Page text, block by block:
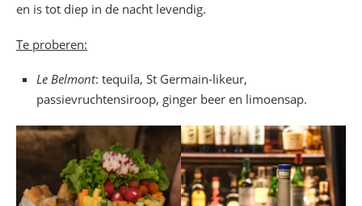
en is tot diep in de nacht levendig.
Te proberen:
Le Belmont: tequila, St Germain-likeur,
passievruchtensiroop, ginger beer en limoensap.